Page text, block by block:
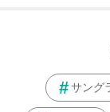
サング